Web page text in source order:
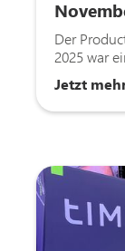
Der
2025 war
Jetzt